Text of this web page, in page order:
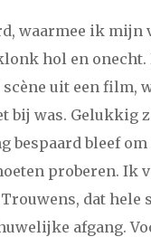
waarmee ik mijn
hol en onecht.
scène uit een film,
bij was. Gelukkig
bespaard bleef om
proberen. Ik
dat hele
afgang.